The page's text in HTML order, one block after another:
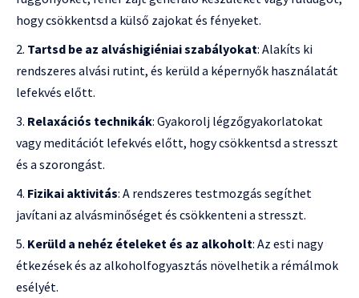
hogy csökkentsd a külső zajokat és fényeket.
Tartsd be az alváshigiéniai szabályokat: Alakíts ki
rendszeres alvási rutint, és kerüld a képernyők használatát
lefekvés előtt.
Relaxációs technikák: Gyakorolj légzőgyakorlatokat
vagy meditációt lefekvés előtt, hogy csökkentsd a stresszt
és a szorongást.
Fizikai aktivitás: A rendszeres testmozgás segíthet
javítani az alvásminőséget és csökkenteni a stresszt.
Kerüld a nehéz ételeket és az alkoholt: Az esti nagy
étkezések és az alkoholfogyasztás növelhetik a rémálmok
esélyét.